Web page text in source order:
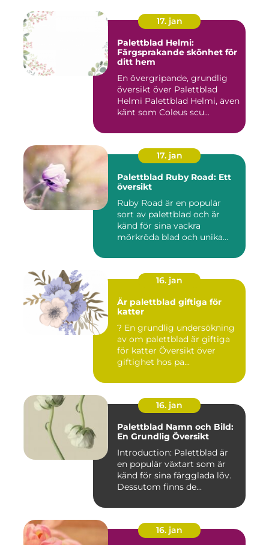
17. jan
Palettblad Helmi:
Färgsprakande skönhet för
ditt hem
En övergripande, grundlig
översikt över Palettblad
Helmi Palettblad Helmi, även
känt som Coleus scu...
17. jan
Palettblad Ruby Road: Ett
översikt
Ruby Road är en populär
sort av palettblad och är
känd för sina vackra
mörkröda blad och unika
16. jan
Är palettblad giftiga för
katter
? En grundlig undersökning
av om palettblad är giftiga
för katter Översikt över
giftighet hos pa...
16. jan
Palettblad Namn och Bild:
En Grundlig Översikt
Introduction: Palettblad är
en populär växtart som är
känd för sina färgglada löv.
Dessutom finns de...
16. jan